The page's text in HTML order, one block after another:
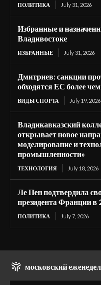
ПОЛИТИКА July 31, 2026
Избранные и
Владивостоке
ИЗБРАННЫЕ July 31, 2026
Дмитриев: санкции
обходятся ЕС более
ВИДЫ СПОРТА July 19, 2026
Владикавказский
открывает новое
моделирование и
промышленности»
ТЕХНОЛОГИЯ July 18, 2026
Ле Пен подтвердила
президента Франции в
ПОЛИТИКА July 7, 2026
московский